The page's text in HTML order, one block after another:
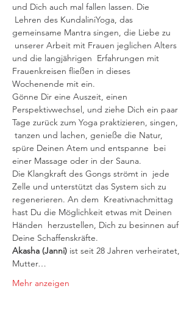
und Dich auch mal fallen lassen. Die
Lehren des KundaliniYoga, das
gemeinsame Mantra singen, die Liebe zu
unserer Arbeit mit Frauen jeglichen Alters
und die langjährigen  Erfahrungen mit
Frauenkreisen fließen in dieses
Wochenende mit ein.
Gönne Dir eine Auszeit, einen
Perspektivwechsel, und ziehe Dich ein paar
Tage zurück zum Yoga praktizieren, singen,
tanzen und lachen, genieße die Natur,
spüre Deinen Atem und entspanne  bei
einer Massage oder in der Sauna.
Die Klangkraft des Gongs strömt in  jede
Zelle und unterstützt das System sich zu
regenerieren. An dem  Kreativnachmittag
hast Du die Möglichkeit etwas mit Deinen
Händen  herzustellen, Dich zu besinnen auf
Deine Schaffenskräfte.
Akasha (Janni) ist seit 28 Jahren verheiratet,
Mutter…
Mehr anzeigen